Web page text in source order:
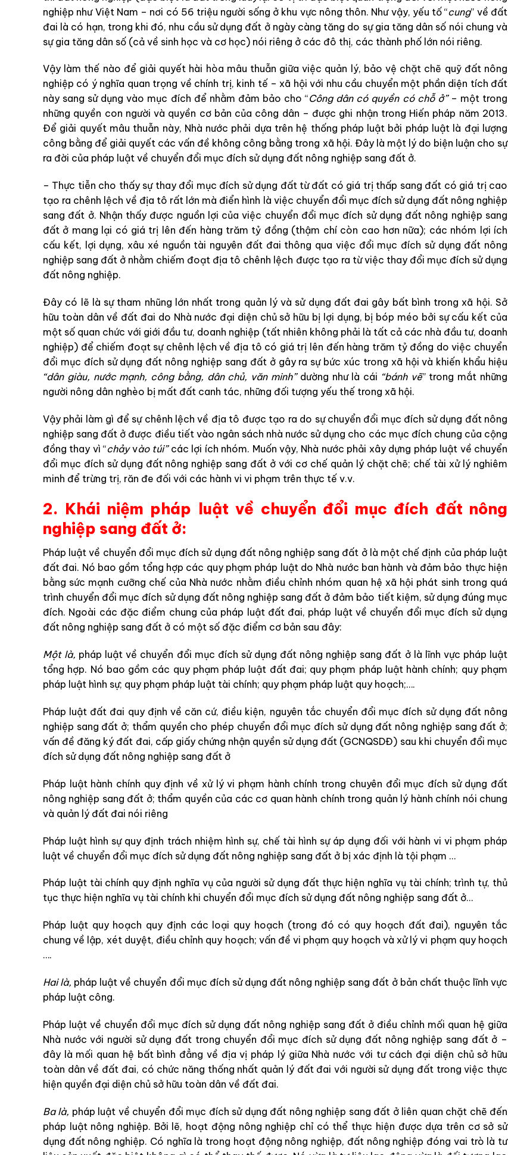
nghiệp như Việt Nam – nơi có 56 triệu người sống ở khu vực nông thôn. Như vậy, yếu tố “cung” về đất
đai là có hạn, trong khi đó, nhu cầu sử dụng đất ở ngày càng tăng do sự gia tăng dân số nói chung và
sự gia tăng dân số (cả về sinh học và cơ học) nói riêng ở các đô thị, các thành phố lớn nói riêng.
Vậy làm thế nào để giải quyết hài hòa mâu thuẫn giữa việc quản lý, bảo vệ chặt chẽ quỹ đất nông
nghiệp có ý nghĩa quan trọng về chính trị, kinh tế – xã hội với nhu cầu chuyển một phần diện tích đất
này sang sử dụng vào mục đích để nhằm đảm bảo cho “Công dân có quyền có chỗ ở” – một trong
những quyền con người và quyền cơ bản của công dân – được ghi nhận trong Hiến pháp năm 2013.
Để giải quyết mâu thuẫn này, Nhà nước phải dựa trên hệ thống pháp luật bởi pháp luật là đại lượng
công bằng để giải quyết các vấn đề không công bằng trong xã hội. Đây là một lý do biện luận cho sự
ra đời của pháp luật về chuyển đổi mục đích sử dụng đất nông nghiệp sang đất ở.
– Thực tiễn cho thấy sự thay đổi mục đích sử dụng đất từ đất có giá trị thấp sang đất có giá trị cao
tạo ra chênh lệch về địa tô rất lớn mà điển hình là việc chuyển đổi mục đích sử dụng đất nông nghiệp
sang đất ở. Nhận thấy được nguồn lợi của việc chuyển đổi mục đích sử dụng đất nông nghiệp sang
đất ở mang lại có giá trị lên đến hàng trăm tỷ đồng (thậm chí còn cao hơn nữa); các nhóm lợi ích
cấu kết, lợi dụng, xâu xé nguồn tài nguyên đất đai thông qua việc đổi mục đích sử dụng đất nông
nghiệp sang đất ở nhằm chiếm đoạt địa tô chênh lệch được tạo ra từ việc thay đổi mục đích sử dụng
đất nông nghiệp.
Đây có lẽ là sự tham nhũng lớn nhất trong quản lý và sử dụng đất đai gây bất bình trong xã hội. Sở
hữu toàn dân về đất đai do Nhà nước đại diện chủ sở hữu bị lợi dụng, bị bóp méo bởi sự cấu kết của
một số quan chức với giới đầu tư, doanh nghiệp (tất nhiên không phải là tất cả các nhà đầu tư, doanh
nghiệp) để chiếm đoạt sự chênh lệch về địa tô có giá trị lên đến hàng trăm tỷ đồng do việc chuyển
đổi mục đích sử dụng đất nông nghiệp sang đất ở gây ra sự bức xúc trong xã hội và khiến khẩu hiệu
“dân giàu, nước mạnh, công bằng, dân chủ, văn minh” dường như là cái “bánh vẽ” trong mắt những
người nông dân nghèo bị mất đất canh tác, những đối tượng yếu thế trong xã hội.
Vậy phải làm gì để sự chênh lệch về địa tô được tạo ra do sự chuyển đổi mục đích sử dụng đất nông
nghiệp sang đất ở được điều tiết vào ngân sách nhà nước sử dụng cho các mục đích chung của cộng
đồng thay vì “chảyvào túi” các lợi ích nhóm. Muốn vậy, Nhà nước phải xây dựng pháp luật về chuyển
đổi mục đích sử dụng đất nông nghiệp sang đất ở với cơ chế quản lý chặt chẽ; chế tài xử lý nghiêm
minh để trừng trị, răn đe đối với các hành vi vi phạm trên thực tế v.v.
2. Khái niệm pháp luật về chuyển đổi mục đích đất nông
nghiệp sang đất ở:
Pháp luật về chuyển đổi mục đích sử dụng đất nông nghiệp sang đất ở là một chế định của pháp luật
đất đai. Nó bao gồm tổng hợp các quy phạm pháp luật do Nhà nước ban hành và đảm bảo thực hiện
bằng sức mạnh cưỡng chế của Nhà nước nhằm điều chỉnh nhóm quan hệ xã hội phát sinh trong quá
trình chuyển đổi mục đích sử dụng đất nông nghiệp sang đất ở đảm bảo tiết kiệm, sử dụng đúng mục
đích. Ngoài các đặc điểm chung của pháp luật đất đai, pháp luật về chuyển đổi mục đích sử dụng
đất nông nghiệp sang đất ở có một số đặc điểm cơ bản sau đây:
Một là, pháp luật về chuyển đổi mục đích sử dụng đất nông nghiệp sang đất ở là lĩnh vực pháp luật
tổng hợp. Nó bao gồm các quy phạm pháp luật đất đai; quy phạm pháp luật hành chính; quy phạm
pháp luật hình sự; quy phạm pháp luật tài chính; quy phạm pháp luật quy hoạch;….
Pháp luật đất đai quy định về căn cứ, điều kiện, nguyên tắc chuyển đổi mục đích sử dụng đất nông
nghiệp sang đất ở; thẩm quyền cho phép chuyển đổi mục đích sử dụng đất nông nghiệp sang đất ở;
vấn đề đăng ký đất đai, cấp giấy chứng nhận quyền sử dụng đất (GCNQSDĐ) sau khi chuyển đổi mục
đích sử dụng đất nông nghiệp sang đất ở
Pháp luật hành chính quy định về xử lý vi phạm hành chính trong chuyên đổi mục đích sử dụng đất
nông nghiệp sang đất ở; thẩm quyền của các cơ quan hành chính trong quản lý hành chính nói chung
và quản lý đất đai nói riêng
Pháp luật hình sự quy định trách nhiệm hình sự, chế tài hình sự áp dụng đối với hành vi vi phạm pháp
luật về chuyển đổi mục đích sử dụng đất nông nghiệp sang đất ở bị xác định là tội phạm …
Pháp luật tài chính quy định nghĩa vụ của người sử dụng đất thực hiện nghĩa vụ tài chính; trình tự, thủ
tục thực hiện nghĩa vụ tài chính khi chuyển đổi mục đích sử dụng đất nông nghiệp sang đất ở…
Pháp luật quy hoạch quy định các loại quy hoạch (trong đó có quy hoạch đất đai), nguyên tắc
chung về lập, xét duyệt, điều chỉnh quy hoạch; vấn đề vi phạm quy hoạch và xử lý vi phạm quy hoạch
….
Hai là, pháp luật về chuyển đổi mục đích sử dụng đất nông nghiệp sang đất ở bản chất thuộc lĩnh vực
pháp luật công.
Pháp luật về chuyển đổi mục đích sử dụng đất nông nghiệp sang đất ở điều chỉnh mối quan hệ giữa
Nhà nước với người sử dụng đất trong chuyển đổi mục đích sử dụng đất nông nghiệp sang đất ở –
đây là mối quan hệ bất bình đẳng về địa vị pháp lý giữa Nhà nước với tư cách đại diện chủ sở hữu
toàn dân về đất đai, có chức năng thống nhất quản lý đất đai với người sử dụng đất trong việc thực
hiện quyền đại diện chủ sở hữu toàn dân về đất đai.
Ba là, pháp luật về chuyển đổi mục đích sử dụng đất nông nghiệp sang đất ở liên quan chặt chẽ đến
pháp luật nông nghiệp. Bởi lẽ, hoạt động nông nghiệp chỉ có thể thực hiện được dựa trên cơ sở sử
dụng đất nông nghiệp. Có nghĩa là trong hoạt động nông nghiệp, đất nông nghiệp đóng vai trò là tư